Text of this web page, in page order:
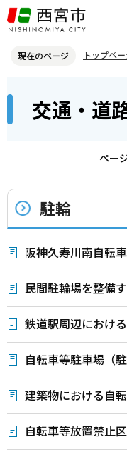
こ
の
ジ
先
す
現在のページ トップペ
こ
ら
交通・道
ペー
駐輪
阪神久寿川南自転
民間駐輪場を整備
鉄道駅周辺におけ
自転車等駐車場（
建築物における自
自転車等放置禁止